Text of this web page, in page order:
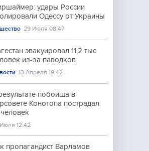
удары России
Одессу от Украины
29 Июля 08:47
эвакуировал 11,2 тыс
из-за паводков
13 Апреля 19:42
побоища в
Конотопа пострадал
человек
12:42
пропагандист Варламов